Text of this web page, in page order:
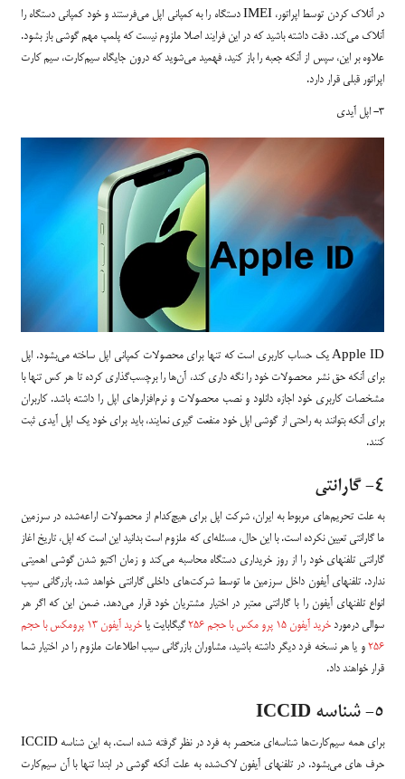
در آنلاک کردن توسط اپراتور، IMEI دستگاه را به کمپانی اپل می‌فرستند و خود کمپانی دستگاه را
آنلاک می‌کند. دقت داشته باشید که در این فرایند اصلا ملزوم نیست که پلمپ مهم گوشی باز بشود.
علاوه بر این، سپس از آنکه جعبه را باز کنید، فهمید می‌شوید که درون جایگاه سیم‌کارت، سیم کارت
اپراتور قبلی قرار دارد.
3- اپل آیدی
Apple ID یک حساب کاربری است که تنها برای محصولات کمپانی اپل ساخته می‌بشود. اپل
برای آنکه حق نشر محصولات خود را نگه داری کند، آن‌ها را برچسب‌گذاری کرده تا هر کس تنها با
مشخصات کاربری خود اجازه دانلود و نصب محصولات و نرم‌افزارهای اپل را داشته باشد. کاربران
برای آنکه بتوانند به ‌راحتی از گوشی اپل خود منفعت گیری نمایند، باید برای خود یک اپل آیدی ثبت
کنند.
4- گارانتی
به علت تحریم‌های مربوط به ایران، شرکت اپل برای هیچ‌کدام از محصولات اراعه‌شده در سرزمین
ما گارانتی تعیین نکرده است. با این حال، مسئله‌ای که ملزوم است بدانید این است که اپل، تاریخ اغاز
گارانتی تلفنهای خود را از روز خریداری دستگاه محاسبه می‌کند و زمان اکتیو شدن گوشی اهمیتی
ندارد. تلفنهای آیفون داخل سرزمین ما توسط شرکت‌های داخلی گارانتی خواهد شد. بازرگانی سیب
انواع تلفنهای آیفون را با گارانتی معتبر در اختیار مشتریان خود قرار می‌دهد. ضمن این که اگر هر
سوالی درمورد خرید آیفون 15 پرو مکس با حجم 256 گیگابایت یا
خرید آیفون 13 پرومکس با حجم
256و یا هر نسخه فرد دیگر داشته باشید، مشاوران بازرگانی سیب اطلاعات ملزوم را در اختیار شما
قرار خواهند داد.
5- شناسه ICCID
برای همه سیم‌کارت‌ها شناسه‌ای منحصر به فرد در نظر گرفته شده است. به این شناسه ICCID
حرف های می‌بشود. در تلفنهای آیفون لاک‌شده به علت آنکه گوشی در ابتدا تنها با آن سیم‌کارت